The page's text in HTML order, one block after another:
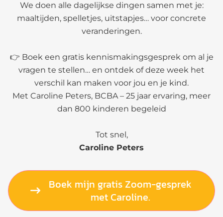
We doen alle dagelijkse dingen samen met je:
maaltijden, spelletjes, uitstapjes… voor concrete
veranderingen.
👉 Boek een gratis kennismakingsgesprek om al je
vragen te stellen… en ontdek of deze week het
verschil kan maken voor jou en je kind.
Met Caroline Peters, BCBA – 25 jaar ervaring, meer
dan 800 kinderen begeleid
Tot snel,
Caroline Peters
Boek mijn gratis Zoom-gesprek
met Caroline.